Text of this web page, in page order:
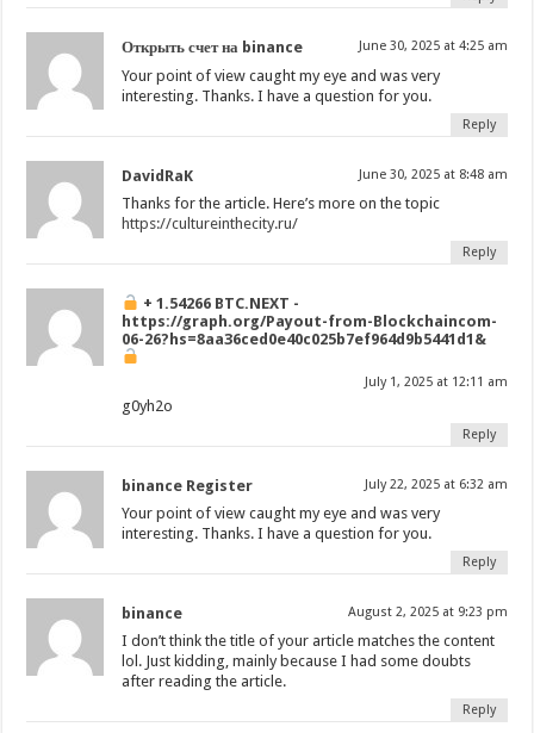
Открыть счет на binance June 30, 2025 at 4:25 am
Your point of view caught my eye and was very
interesting. Thanks. I have a question for you.
Reply
DavidRaK June 30, 2025 at 8:48 am
Thanks for the article. Here’s more on the topic
https://cultureinthecity.ru/
Reply
+ 1.54266 BTC.NEXT -
https://graph.org/Payout-from-Blockchaincom-
06-26?hs=8aa36ced0e40c025b7ef964d9b5441d1&
July 1, 2025 at 12:11 am
g0yh2o
Reply
binance Register July 22, 2025 at 6:32 am
Your point of view caught my eye and was very
interesting. Thanks. I have a question for you.
Reply
binance August 2, 2025 at 9:23 pm
I don’t think the title of your article matches the content
lol. Just kidding, mainly because I had some doubts
after reading the article.
Reply